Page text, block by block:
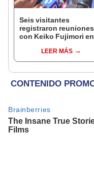
Seis visitantes
registraron reuniones
con Keiko Fujimori en
presidenta se
encontraba en Junín
LEER MÁS